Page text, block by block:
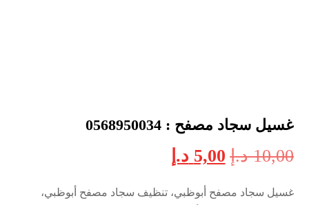
غسيل سجاد مصفح : 0568950034
10,00 د.إ 5,00 د.إ
غسيل سجاد مصفح أبوظبي، تنظيف سجاد مصفح أبوظبي،